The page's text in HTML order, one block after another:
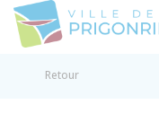
Retour